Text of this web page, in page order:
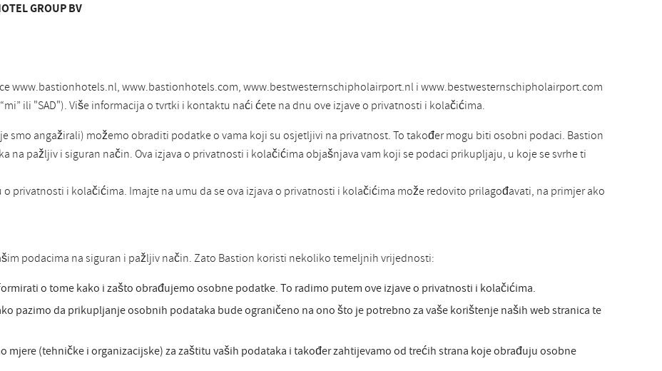
GROUP BV
www.bastionhotels.nl, www.bastionhotels.com, www.bestwesternschipholairport.nl i www.bestwesternschipholairport.com
ili "SAD"). Više informacija o tvrtki i kontaktu naći ćete na dnu ove izjave o privatnosti i kolačićima.
smo angažirali) možemo obraditi podatke o vama koji su osjetljivi na privatnost. To također mogu biti osobni podaci. Bastion
na pažljiv i siguran način. Ova izjava o privatnosti i kolačićima objašnjava vam koji se podaci prikupljaju, u koje se svrhe ti
privatnosti i kolačićima. Imajte na umu da se ova izjava o privatnosti i kolačićima može redovito prilagođavati, na primjer ako
podacima na siguran i pažljiv način. Zato Bastion koristi nekoliko temeljnih vrijednosti:
o tome kako i zašto obrađujemo osobne podatke. To radimo putem ove izjave o privatnosti i kolačićima.
pazimo da prikupljanje osobnih podataka bude ograničeno na ono što je potrebno za vaše korištenje naših web stranica te
mjere (tehničke i organizacijske) za zaštitu vaših podataka i također zahtijevamo od trećih strana koje obrađuju osobne